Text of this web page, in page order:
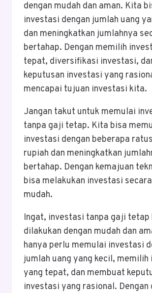
dengan mudah dan aman. Kita
investasi dengan jumlah uang
dan meningkatkan jumlahnya
bertahap. Dengan memilih
tepat, diversifikasi investasi,
keputusan investasi yang
mencapai tujuan investasi kita.
Jangan takut untuk memulai
tanpa gaji tetap. Kita bisa
investasi dengan beberapa
rupiah dan meningkatkan
bertahap. Dengan kemajuan
bisa melakukan investasi
mudah.
Ingat, investasi tanpa gaji tetap
dilakukan dengan mudah dan
hanya perlu memulai investasi
jumlah uang yang kecil, memilih
yang tepat, dan membuat
investasi yang rasional. Dengan